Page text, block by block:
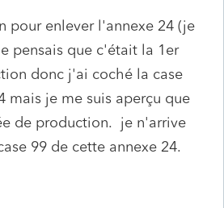
pour enlever l'annexe 24 (je
pensais que c'était la 1er
donc j'ai coché la case
mais je me suis aperçu que
de production. je n'arrive
99 de cette annexe 24.